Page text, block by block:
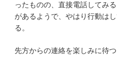
ったものの、直接電話してみ
があるようで、やはり行動は
る。
先方からの連絡を楽しみに待つ